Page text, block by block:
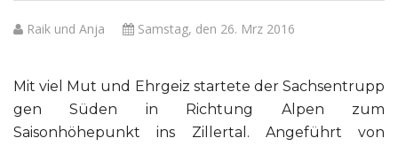
Samstag, den 26. Mrz 2016
Raik und Anja
Mit viel Mut und Ehrgeiz startete der Sachsentrupp
gen Süden in Richtung Alpen zum
Saisonhöhepunkt ins Zillertal. Angeführt von